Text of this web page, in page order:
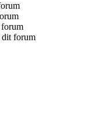
dit forum